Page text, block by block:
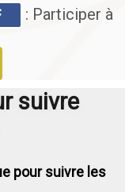
: Participer à
suivre
pour suivre les